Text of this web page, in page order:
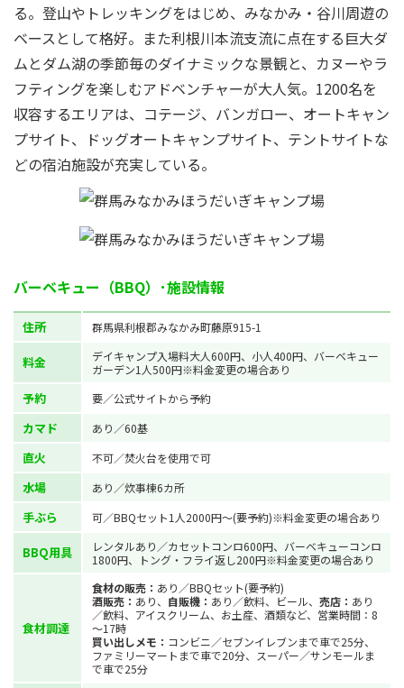
る。登山やトレッキングをはじめ、みなかみ・谷川周遊の
ベースとして格好。また利根川本流支流に点在する巨大ダ
ムとダム湖の季節毎のダイナミックな景観と、カヌーやラ
フティングを楽しむアドベンチャーが大人気。1200名を
収容するエリアは、コテージ、バンガロー、オートキャン
プサイト、ドッグオートキャンプサイト、テントサイトな
どの宿泊施設が充実している。
バーベキュー（BBQ）･施設情報
住所 群馬県利根郡みなかみ町藤原915-1
料金
デイキャンプ入場料大人600円、小人400円、バーベキュー
ガーデン1人500円※料金変更の場合あり
予約 要／公式サイトから予約
カマド あり／60基
直火 不可／焚火台を使用で可
水場 あり／炊事棟6カ所
手ぶら 可／BBQセット1人2000円～(要予約)※料金変更の場合あり
BBQ用具
レンタルあり／カセットコンロ600円、バーベキューコンロ
1800円、トング・フライ返し200円※料金変更の場合あり
食材調達
食材の販売： あり／BBQセット(要予約)
酒販売： あり、 自販機： あり／飲料、ビール、 売店： あり
／飲料、アイスクリーム、お土産、酒類など、営業時間：8
～17時
買い出しメモ： コンビニ／セブンイレブンまで車で25分、
ファミリーマートまで車で20分、スーパー／サンモールま
で車で25分